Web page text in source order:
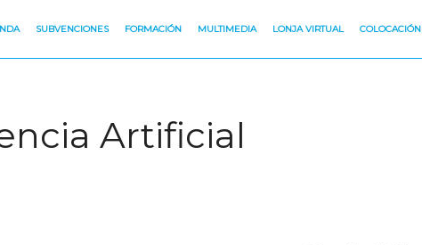
SUBVENCIONES FORMACIÓN MULTIMEDIA LONJA VIRTUAL COLOCACIÓN
Artificial